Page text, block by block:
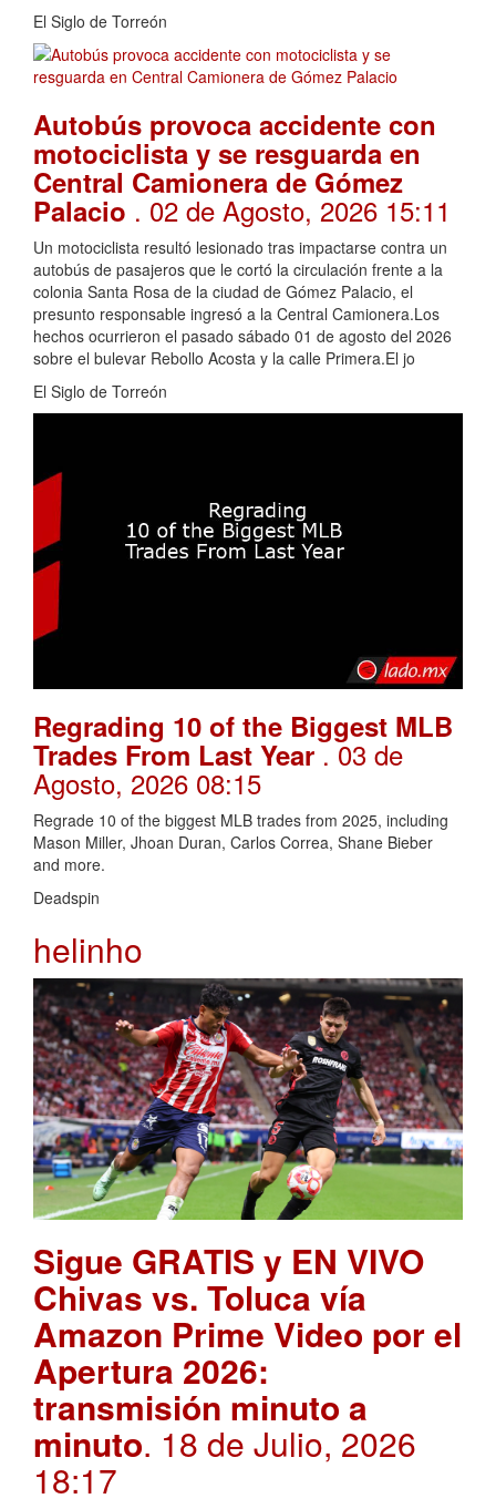
El Siglo de Torreón
Autobús provoca accidente con
motociclista y se resguarda en
Central Camionera de Gómez
Palacio . 02 de Agosto, 2026 15:11
Un motociclista resultó lesionado tras impactarse contra un
autobús de pasajeros que le cortó la circulación frente a la
colonia Santa Rosa de la ciudad de Gómez Palacio, el
presunto responsable ingresó a la Central Camionera.Los
hechos ocurrieron el pasado sábado 01 de agosto del 2026
sobre el bulevar Rebollo Acosta y la calle Primera.El jo
El Siglo de Torreón
Regrading 10 of the Biggest MLB
Trades From Last Year. 03 de
Agosto, 2026 08:15
Regrade 10 of the biggest MLB trades from 2025, including
Mason Miller, Jhoan Duran, Carlos Correa, Shane Bieber
and more.
Deadspin
helinho
Sigue GRATIS y EN VIVO
Chivas vs. Toluca vía
Amazon Prime Video por el
Apertura 2026:
transmisión minuto a
minuto. 18 de Julio, 2026
18:17